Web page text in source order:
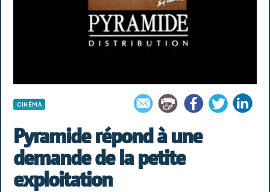
CINÉMA
Pyramide répond à une
demande de la petite
exploitation